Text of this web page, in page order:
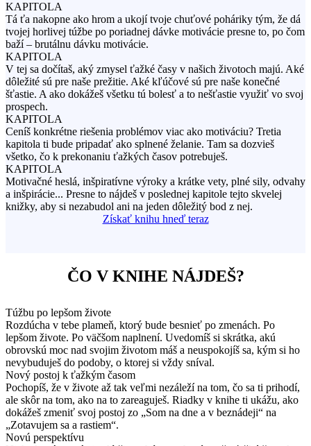
KAPITOLA
Tá ťa nakopne ako hrom a ukojí tvoje chuťové poháriky tým, že dá
tvojej horlivej túžbe po poriadnej dávke motivácie presne to, po čom
baží – brutálnu dávku motivácie.
KAPITOLA
V tej sa dočítaš, aký zmysel ťažké časy v našich životoch majú. Aké
dôležité sú pre naše prežitie. Aké kľúčové sú pre naše konečné
šťastie. A ako dokážeš všetku tú bolesť a to nešťastie využiť vo svoj
prospech.
KAPITOLA
Ceníš konkrétne riešenia problémov viac ako motiváciu? Tretia
kapitola ti bude pripadať ako splnené želanie. Tam sa dozvieš
všetko, čo k prekonaniu ťažkých časov potrebuješ.
KAPITOLA
Motivačné heslá, inšpiratívne výroky a krátke vety, plné sily, odvahy
a inšpirácie... Presne to nájdeš v poslednej kapitole tejto skvelej
knižky, aby si nezabudol ani na jeden dôležitý bod z nej.
Získať knihu hneď teraz
ČO V KNIHE NÁJDEŠ?
Túžbu po lepšom živote
Rozdúcha v tebe plameň, ktorý bude besnieť po zmenách. Po
lepšom živote. Po väčšom naplnení. Uvedomíš si skrátka, akú
obrovskú moc nad svojim životom máš a neuspokojíš sa, kým si ho
nevybuduješ do podoby, o ktorej si vždy sníval.
Nový postoj k ťažkým časom
Pochopíš, že v živote až tak veľmi nezáleží na tom, čo sa ti prihodí,
ale skôr na tom, ako na to zareaguješ. Riadky v knihe ti ukážu, ako
dokážeš zmeniť svoj postoj zo „Som na dne a v beznádeji“ na
„Zotavujem sa a rastiem“.
Novú perspektívu